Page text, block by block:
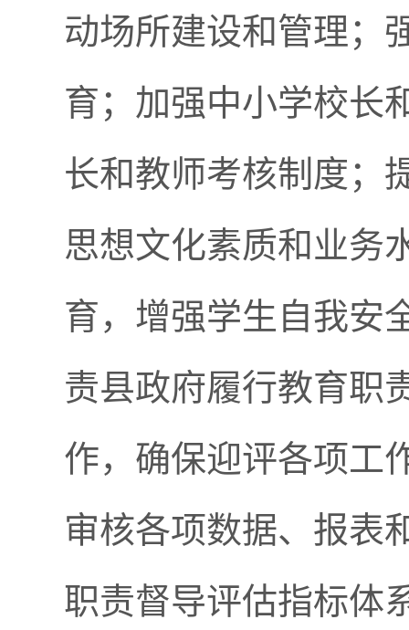
动场所建设和管理；
育；加强中小学校长
长和教师考核制度；
思想文化素质和业务
育，增强学生自我安
责县政府履行教育职
作，确保迎评各项工
审核各项数据、报表
职责督导评估指标体